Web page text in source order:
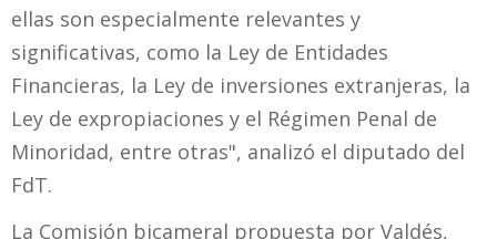
ellas son especialmente relevantes y
significativas, como la Ley de Entidades
Financieras, la Ley de inversiones extranjeras, la
Ley de expropiaciones y el Régimen Penal de
Minoridad, entre otras", analizó el diputado del
FdT.
La Comisión bicameral propuesta por Valdés,